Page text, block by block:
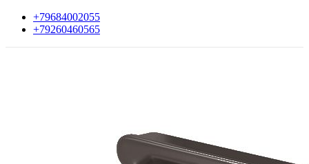
+79684002055
+79260460565